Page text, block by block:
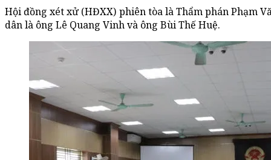
Hội đồng xét xử (HĐXX) phiên tòa là Thẩm phán Phạm
dân là ông Lê Quang Vinh và ông Bùi Thế Huệ.